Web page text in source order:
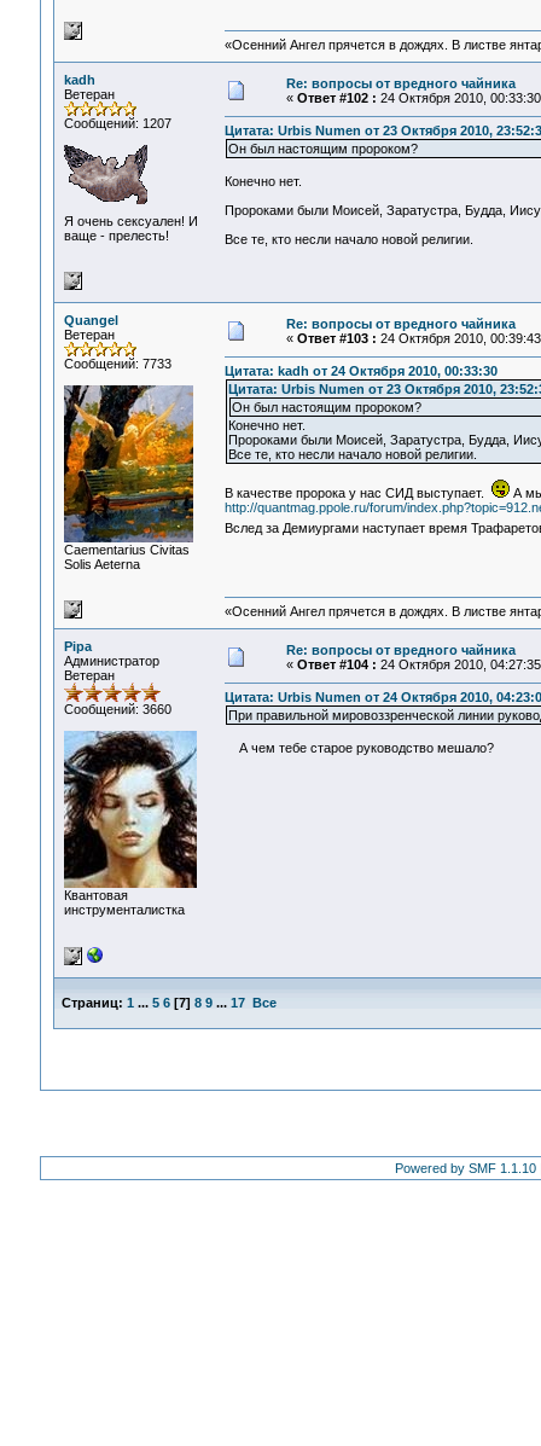
«Осенний Ангел прячется в дождях. В листве
kadh
Ветеран
Сообщений: 1207
Я очень сексуален! И
ваще - прелесть!
Re: вопросы от вредного чайника
« Ответ #102 : 24 Октября 2010,
Цитата: Urbis Numen от 23 Октября 2010,
Он был настоящим пророком?
Конечно нет.
Пророками были Моисей, Заратустра, Будда,
Все те, кто несли начало новой религии.
Quangel
Ветеран
Сообщений: 7733
Сaementarius Civitas
Solis Aeterna
Re: вопросы от вредного чайника
« Ответ #103 : 24 Октября 2010,
Цитата: kadh от 24 Октября 2010, 00:33:30
Цитата: Urbis Numen от 23 Октября 2010,
Он был настоящим пророком?
Конечно нет.
Пророками были Моисей, Заратустра, Будда,
Все те, кто несли начало новой религии.
В качестве пророка у нас СИД выступает.
А мы
http://quantmag.ppole.ru/forum/
Вслед за Демиургами наступает время
«Осенний Ангел прячется в дождях. В листве
Pipa
Администратор
Ветеран
Сообщений: 3660
Квантовая
инструменталистка
Re: вопросы от вредного чайника
« Ответ #104 : 24 Октября 2010,
Цитата: Urbis Numen от 24 Октября 2010,
При правильной мировоззренческой линии
А чем тебе старое руководство мешало?
Страниц: 1 ... 5 6[7] 8 9 ... 17 Все
Powered by SMF 1.1.10